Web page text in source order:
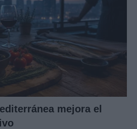
mejora el